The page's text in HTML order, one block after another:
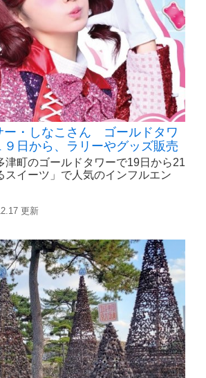
ー・しなこさん ゴールドタワ
日から、ラリーやグッズ販売
津町のゴールドタワーで19日から21
スイーツ」で人気のインフルエン
更新